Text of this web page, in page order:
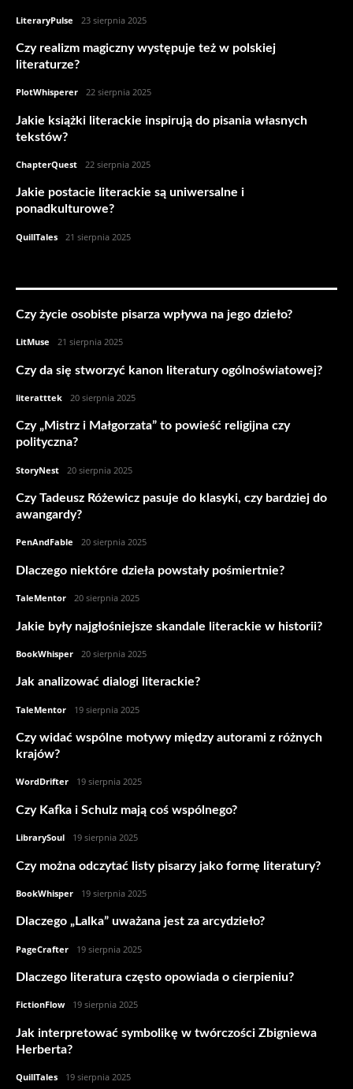
LiteraryPulse 23 sierpnia 2025
Czy realizm magiczny występuje też w polskiej
literaturze?
PlotWhisperer 22 sierpnia 2025
Jakie książki literackie inspirują do pisania własnych
tekstów?
ChapterQuest 22 sierpnia 2025
Jakie postacie literackie są uniwersalne i
ponadkulturowe?
QuillTales 21 sierpnia 2025
Czy życie osobiste pisarza wpływa na jego dzieło?
LitMuse 21 sierpnia 2025
Czy da się stworzyć kanon literatury ogólnoświatowej?
literatttek 20 sierpnia 2025
Czy „Mistrz i Małgorzata” to powieść religijna czy
polityczna?
StoryNest 20 sierpnia 2025
Czy Tadeusz Różewicz pasuje do klasyki, czy bardziej do
awangardy?
PenAndFable 20 sierpnia 2025
Dlaczego niektóre dzieła powstały pośmiertnie?
TaleMentor 20 sierpnia 2025
Jakie były najgłośniejsze skandale literackie w historii?
BookWhisper 20 sierpnia 2025
Jak analizować dialogi literackie?
TaleMentor 19 sierpnia 2025
Czy widać wspólne motywy między autorami z różnych
krajów?
WordDrifter 19 sierpnia 2025
Czy Kafka i Schulz mają coś wspólnego?
LibrarySoul 19 sierpnia 2025
Czy można odczytać listy pisarzy jako formę literatury?
BookWhisper 19 sierpnia 2025
Dlaczego „Lalka” uważana jest za arcydzieło?
PageCrafter 19 sierpnia 2025
Dlaczego literatura często opowiada o cierpieniu?
FictionFlow 19 sierpnia 2025
Jak interpretować symbolikę w twórczości Zbigniewa
Herberta?
QuillTales 19 sierpnia 2025